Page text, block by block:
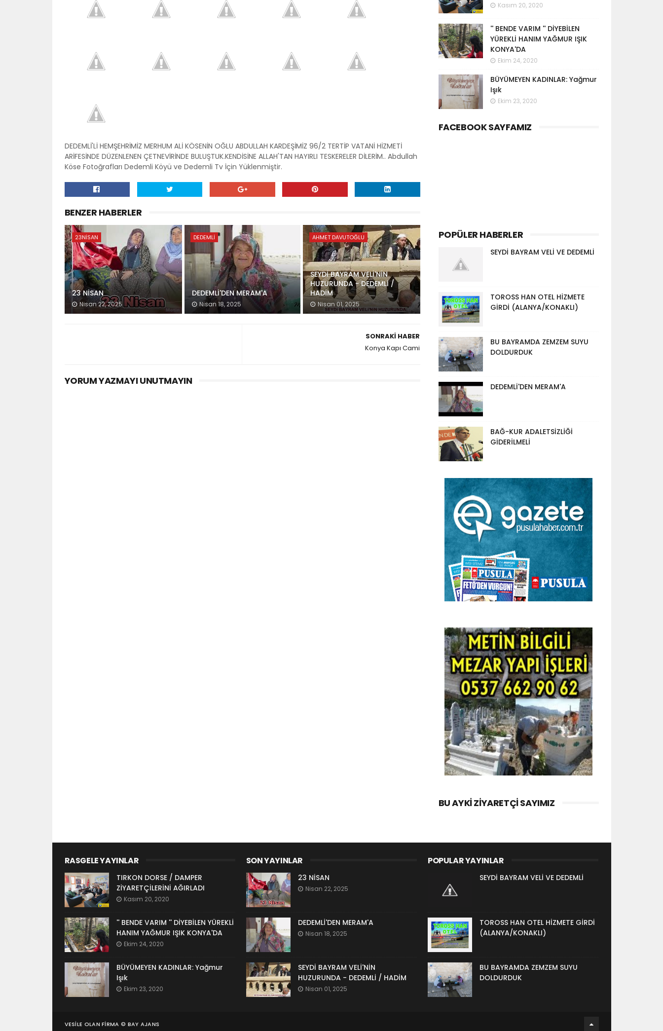
DEDEMLİ'Lİ HEMŞEHRİMİZ MERHUM ALİ KÖSENİN OĞLU ABDULLAH KARDEŞİMİZ 96/2 TERTİP VATANİ HİZMETİ
ARİFESİNDE DÜZENLENEN ÇETNEVİRİNDE BULUŞTUK.KENDİSİNE ALLAH'TAN HAYIRLI TESKERELER DİLERİM.. Abdullah
Köse Fotoğrafları Dedemli Köyü ve Dedemli Tv İçin Yüklenmiştir.
BENZER HABERLER
23NISAN
23 NİSAN
Nisan 22, 2025
DEDEMLI
DEDEMLİ'DEN MERAM'A
Nisan 18, 2025
AHMET DAVUTOĞLU
SEYDİ BAYRAM VELİ'NİN
HUZURUNDA - DEDEMLİ /
HADİM
Nisan 01, 2025
SONRAKI HABER
Konya Kapı Cami
YORUM YAZMAYI UNUTMAYIN
Kasım 20, 2020
'' BENDE VARIM '' DİYEBİLEN
YÜREKLİ HANIM YAĞMUR IŞIK
KONYA'DA
Ekim 24, 2020
BÜYÜMEYEN KADINLAR: Yağmur
Işık
Ekim 23, 2020
FACEBOOK SAYFAMIZ
POPÜLER HABERLER
SEYDİ BAYRAM VELİ VE DEDEMLİ
TOROSS HAN OTEL HİZMETE
GİRDİ (ALANYA/KONAKLI)
BU BAYRAMDA ZEMZEM SUYU
DOLDURDUK
DEDEMLİ'DEN MERAM'A
BAĞ-KUR ADALETSİZLİĞİ
GİDERİLMELİ
BU AYKI ZIYARETÇI SAYIMIZ
RASGELE YAYINLAR
TIRKON DORSE / DAMPER
ZİYARETÇİLERİNİ AĞIRLADI
Kasım 20, 2020
'' BENDE VARIM '' DİYEBİLEN YÜREKLİ
HANIM YAĞMUR IŞIK KONYA'DA
Ekim 24, 2020
BÜYÜMEYEN KADINLAR: Yağmur
Işık
Ekim 23, 2020
SON YAYINLAR
23 NİSAN
Nisan 22, 2025
DEDEMLİ'DEN MERAM'A
Nisan 18, 2025
SEYDİ BAYRAM VELİ'NİN
HUZURUNDA - DEDEMLİ / HADİM
Nisan 01, 2025
POPULAR YAYINLAR
SEYDİ BAYRAM VELİ VE DEDEMLİ
TOROSS HAN OTEL HİZMETE GİRDİ
(ALANYA/KONAKLI)
BU BAYRAMDA ZEMZEM SUYU
DOLDURDUK
VESILE OLAN FIRMA © BAY AJANS